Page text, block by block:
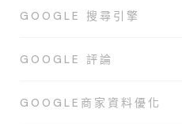
GOOGLE 搜尋引擎
GOOGLE 評論
GOOGLE商家資料優化